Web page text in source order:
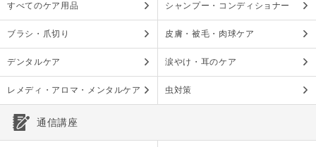
すべてのケア用品 シャンプー・コンディショナー
ブラシ・爪切り 皮膚・被毛・肉球ケア
デンタルケア 涙やけ・耳のケア
レメディ・アロマ・メンタルケア 虫対策
通信講座